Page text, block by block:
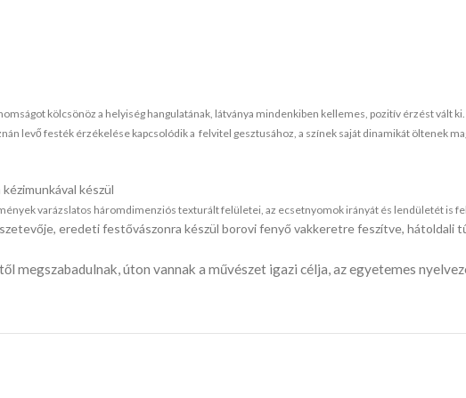
kölcsönöz a helyiség hangulatának, látványa mindenkiben kellemes, pozitív érzést vált ki.
levő festék érzékelése kapcsolódik a felvitel gesztusához, a színek saját dinamikát öltenek
készül
varázslatos háromdimenziós texturált felületei, az ecsetnyomok irányát és lendületét is
eredeti festővászonra készül borovi fenyő vakkeretre feszítve, hátoldali
megszabadulnak, úton vannak a művészet igazi célja, az egyetemes